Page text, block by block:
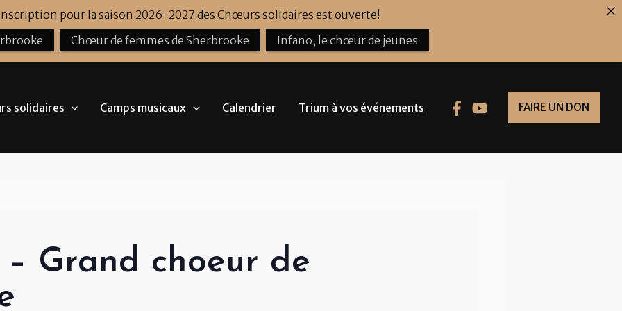
solidaires Camps musicaux Calendrier Trium à vos événements FAIRE UN DON
Grand choeur de
pour la saison 2026-2027 des Chœurs solidaires est ouverte!
Chœur de femmes de Sherbrooke Infano, le chœur de jeunes